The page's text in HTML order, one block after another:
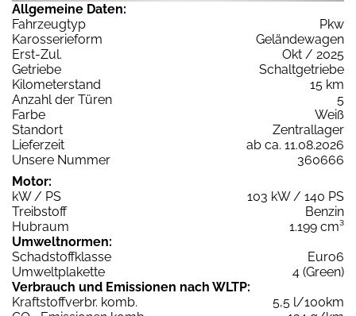
Allgemeine Daten:
Fahrzeugtyp
Pkw
Karosserieform
Geländewagen
Erst-Zul.
Okt / 2025
Getriebe
Schaltgetriebe
Kilometerstand
15 km
Anzahl der Türen
5
Farbe
Weiß
Standort
Zentrallager
Lieferzeit
ab ca. 11.08.2026
Unsere Nummer
360666
Motor:
kW / PS
103 kW / 140 PS
Treibstoff
Benzin
Hubraum
1.199 cm³
Umweltnormen:
Schadstoffklasse
Euro6
Umweltplakette
4 (Green)
Verbrauch und Emissionen nach WLTP:
Kraftstoffverbr. komb.
5,5 l/100km